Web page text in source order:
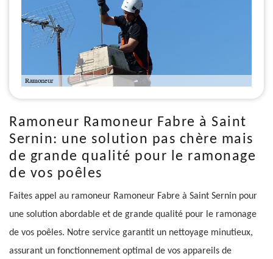
Ramoneur Ramoneur Fabre à Saint
Sernin: une solution pas chère mais
de grande qualité pour le ramonage
de vos poêles
Faites appel au ramoneur Ramoneur Fabre à Saint Sernin pour
une solution abordable et de grande qualité pour le ramonage
de vos poêles. Notre service garantit un nettoyage minutieux,
assurant un fonctionnement optimal de vos appareils de